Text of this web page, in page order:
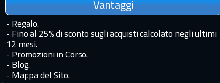
Vantaggi
- Regalo.
- Fino al 25% di sconto sugli acquisti calcolato negli ultimi
12 mesi.
- Promozioni in Corso.
- Blog.
- Mappa del Sito.